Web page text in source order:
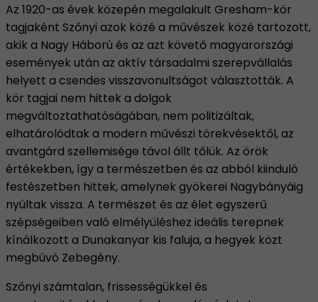
Az 1920-as évek közepén megalakult Gresham-kör
tagjaként Szőnyi azok közé a művészek közé tartozott,
akik a Nagy Háború és az azt követő magyarországi
események után az aktív társadalmi szerepvállalás
helyett a csendes visszavonultságot választották. A
kör tagjai nem hittek a dolgok
megváltoztathatóságában, nem politizáltak,
elhatárolódtak a modern művészi törekvésektől, az
avantgárd szellemisége távol állt tőlük. Az örök
értékekben, így a természetben és az abból kiinduló
festészetben hittek, amelynek gyökerei Nagybányáig
nyúltak vissza. A természet és az élet egyszerű
szépségeiben való elmélyüléshez ideális terepnek
kínálkozott a Dunakanyar kis faluja, a hegyek közt
megbúvó Zebegény.
Szőnyi számtalan, frissességükkel és